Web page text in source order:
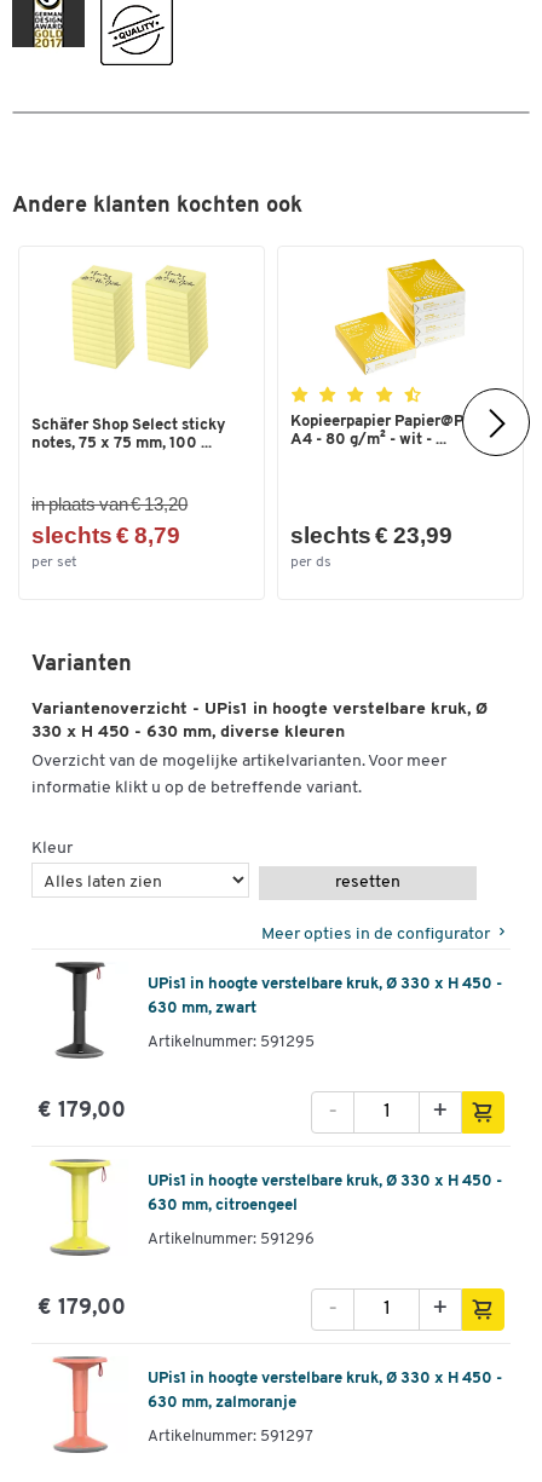
Uitvoering
Zithoogte (mm)
Kleuren
Andere klanten kochten ook
Schäfer Shop Select sticky
notes, 75 x 75 mm, 100 ...
in plaats van € 13,20
slechts € 8,79
per set
Kopieerpapier Papier@Print -
A4 - 80 g/m² - wit - ...
slechts € 23,99
per ds
Varianten
Variantenoverzicht - UPis1 in hoogte verstelbare kruk, Ø
330 x H 450 - 630 mm, diverse kleuren
Overzicht van de mogelijke artikelvarianten. Voor meer
informatie klikt u op de betreffende variant.
Kleur
resetten
Meer opties in de configurator
UPis1 in hoogte verstelbare kruk, Ø 330 x H 450 -
630 mm, zwart
Artikelnummer: 591295
€ 179,00 +
-
UPis1 in hoogte verstelbare kruk, Ø 330 x H 450 -
630 mm, citroengeel
Artikelnummer: 591296
€ 179,00 +
-
UPis1 in hoogte verstelbare kruk, Ø 330 x H 450 -
630 mm, zalmoranje
Artikelnummer: 591297
Dubbelklik om in te zoomen